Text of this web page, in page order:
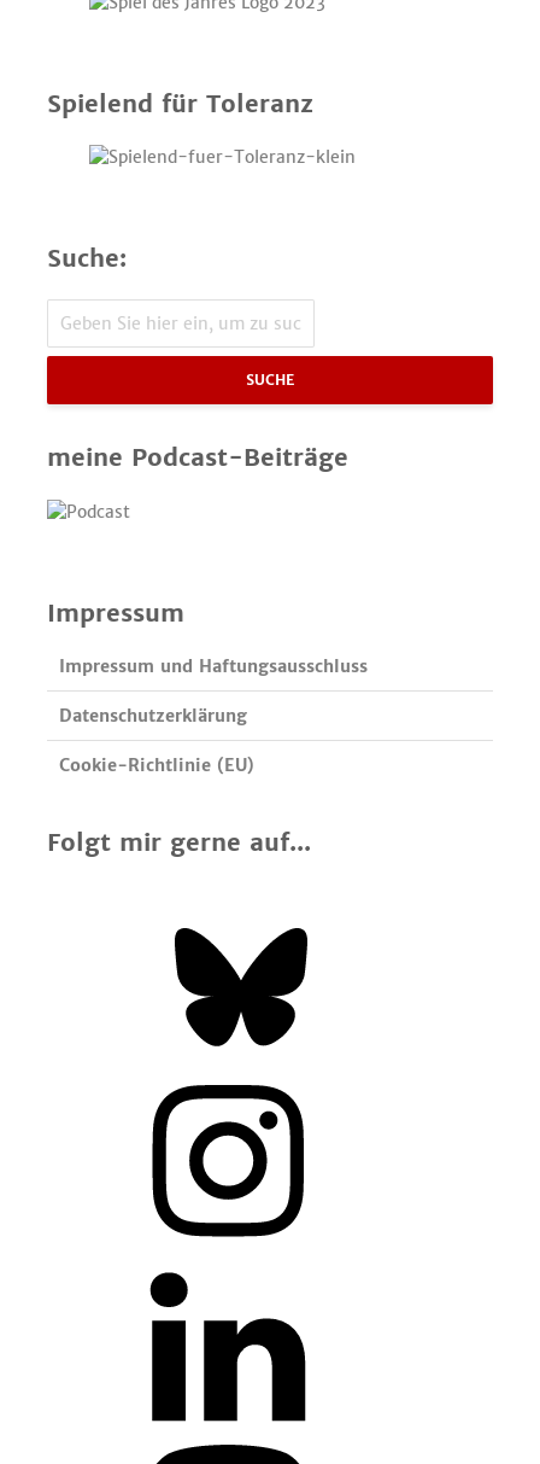
Spielend für Toleranz
Suche:
SUCHE
meine Podcast-Beiträge
Impressum
Impressum und Haftungsausschluss
Datenschutzerklärung
Cookie-Richtlinie (EU)
Folgt mir gerne auf...